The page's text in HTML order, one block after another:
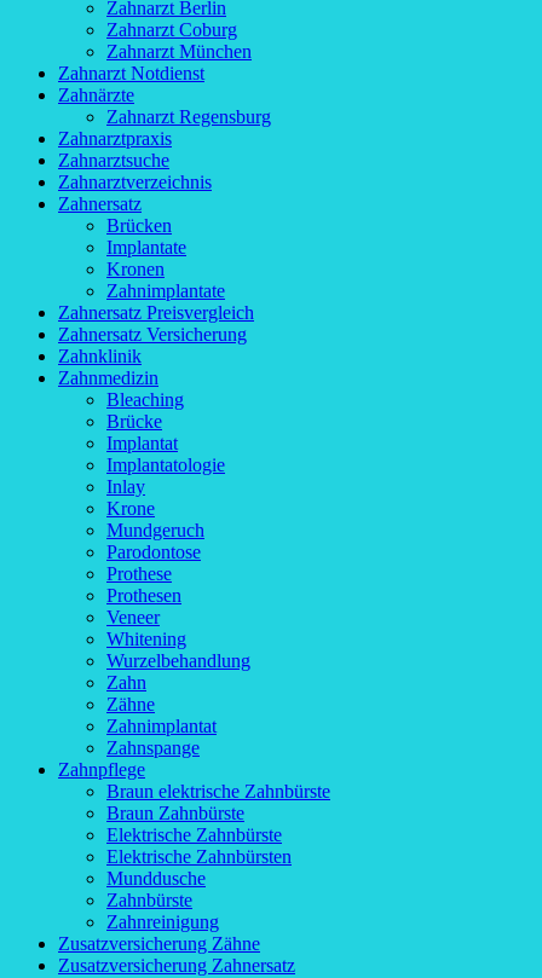
Zahnarzt Berlin
Zahnarzt Coburg
Zahnarzt München
Zahnarzt Notdienst
Zahnärzte
Zahnarzt Regensburg
Zahnarztpraxis
Zahnarztsuche
Zahnarztverzeichnis
Zahnersatz
Brücken
Implantate
Kronen
Zahnimplantate
Zahnersatz Preisvergleich
Zahnersatz Versicherung
Zahnklinik
Zahnmedizin
Bleaching
Brücke
Implantat
Implantatologie
Inlay
Krone
Mundgeruch
Parodontose
Prothese
Prothesen
Veneer
Whitening
Wurzelbehandlung
Zahn
Zähne
Zahnimplantat
Zahnspange
Zahnpflege
Braun elektrische Zahnbürste
Braun Zahnbürste
Elektrische Zahnbürste
Elektrische Zahnbürsten
Munddusche
Zahnbürste
Zahnreinigung
Zusatzversicherung Zähne
Zusatzversicherung Zahnersatz